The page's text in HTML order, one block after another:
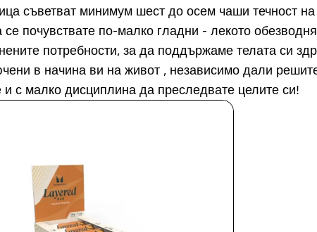
съветват минимум шест до осем чаши течност
почувствате по-малко гладни - лекото
потребности, за да поддържаме телата си
в начина ви на живот , независимо дали
с малко дисциплина да преследвате целите си!